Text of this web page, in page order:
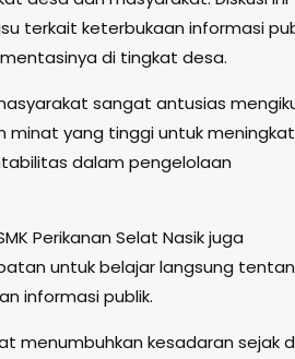
terkait keterbukaan informasi
di tingkat desa.
sangat antusias
minat yang tinggi untuk
dalam pengelolaan
Perikanan Selat Nasik juga
untuk belajar langsung
informasi publik.
menumbuhkan kesadaran sejak